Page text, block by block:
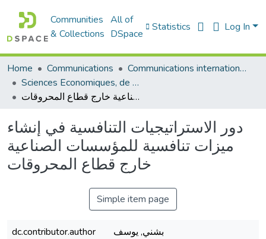
Communities
& Collections
All of
DSpace
Statistics Log In
Home Communications
Communications internationales (مداخلات دولية)
Sciences Economiques, de Gestion et Commerciales - العلوم الإقتصادية و التجارية و علوم التسيير
دور الاستراتيجيات التنافسية في إنشاء ميزات تنافسية للمؤسسات الصناعية خارج قطاع المحروقات
دور الاستراتيجيات التنافسية في إنشاء
ميزات تنافسية للمؤسسات الصناعية
خارج قطاع المحروقات
Simple item page
dc.contributor.author
بشني, يوسف